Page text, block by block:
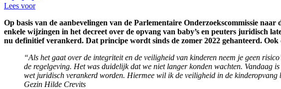
Lees voor
Op basis van de aanbevelingen van de Parlementaire Onderzoekscommissie
enkele wijzingen in het decreet over de opvang van baby’s en peuters juridisch
nu definitief verankerd. Dat principe wordt sinds de zomer 2022 gehanteerd.
“Als het gaat over de integriteit en de veiligheid van kinderen neem je geen
de regelgeving. Het was duidelijk dat we niet langer konden wachten. Vandaag
wet juridisch verankerd worden. Hiermee wil ik de veiligheid in de
Gezin Hilde Crevits